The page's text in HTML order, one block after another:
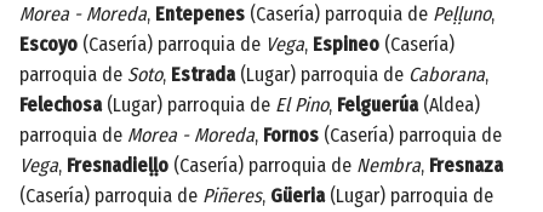
Morea - Moreda, Entepenes (Casería) parroquia de Peḷḷuno,
Escoyo (Casería) parroquia de Vega, Espineo (Casería)
parroquia de Soto, Estrada(Lugar) parroquia de Caborana,
Felechosa(Lugar) parroquia de El Pino, Felguerúa(Aldea)
parroquia de Morea - Moreda, Fornos (Casería) parroquia de
Vega, Fresnadieḷḷo (Casería) parroquia de Nembra, Fresnaza
(Casería) parroquia de Piñeres, Güeria(Lugar) parroquia de